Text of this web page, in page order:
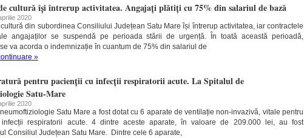
cultură își întrerup activitatea. Angajați plătiți cu 75% din salariul de bază
2020
cultură din subordinea Consiliului Județean Satu Mare își întrerup activitatea, iar contractele
angajaților se suspendă pe perioada stării de urgență. În toată această perioadă,
va acorda o indemnizație în cuantum de 75% din salariul de
»
pentru pacienții cu infecții respiratorii acute. La Spitalul de
Satu-Mare
2020
Satu Mare a fost dotat cu 6 aparate de ventilație non-invazivă, vitale pentru
respiratorii acute. 4 dintre aceste aparate, în valoare de 209.000 lei, au fost
Consiliul Județean Satu Mare. Dintre cele 6 aparate,